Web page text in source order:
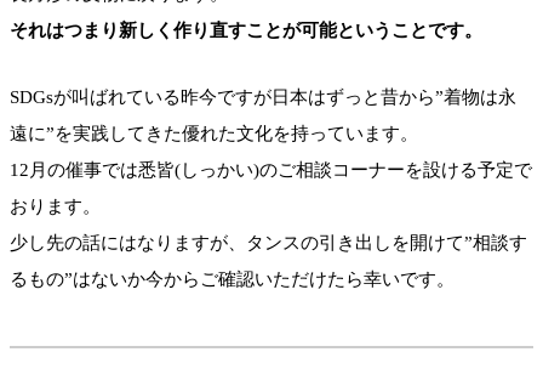
それはつまり新しく作り直すことが可能ということです。
SDGsが叫ばれている昨今ですが日本はずっと昔から”着物は永
遠に”を実践してきた優れた文化を持っています。
12月の催事では悉皆(しっかい)のご相談コーナーを設ける予定で
おります。
少し先の話にはなりますが、タンスの引き出しを開けて”相談す
るもの”はないか今からご確認いただけたら幸いです。